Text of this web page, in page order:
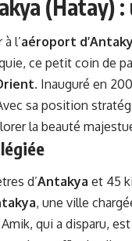
(Hatay)
l’aéroport
ce petit coin de
. Inauguré en
sa position
la beauté
d’Antakya et 45
, une ville
qui a disparu,